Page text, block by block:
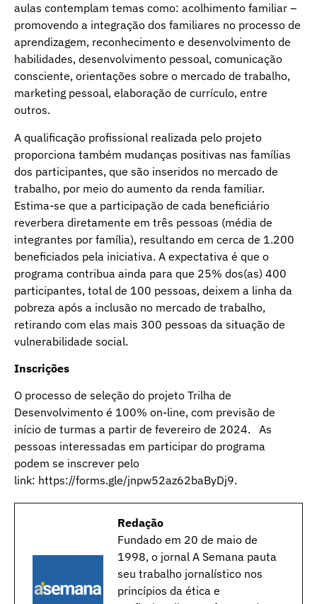
aulas contemplam temas como: acolhimento familiar –
promovendo a integração dos familiares no processo de
aprendizagem, reconhecimento e desenvolvimento de
habilidades, desenvolvimento pessoal, comunicação
consciente, orientações sobre o mercado de trabalho,
marketing pessoal, elaboração de currículo, entre
outros.
A qualificação profissional realizada pelo projeto
proporciona também mudanças positivas nas famílias
dos participantes, que são inseridos no mercado de
trabalho, por meio do aumento da renda familiar.
Estima-se que a participação de cada beneficiário
reverbera diretamente em três pessoas (média de
integrantes por família), resultando em cerca de 1.200
beneficiados pela iniciativa. A expectativa é que o
programa contribua ainda para que 25% dos(as) 400
participantes, total de 100 pessoas, deixem a linha da
pobreza após a inclusão no mercado de trabalho,
retirando com elas mais 300 pessoas da situação de
vulnerabilidade social.
Inscrições
O processo de seleção do projeto Trilha de
Desenvolvimento é 100% on-line, com previsão de
início de turmas a partir de fevereiro de 2024. As
pessoas interessadas em participar do programa
podem se inscrever pelo
link: https://forms.gle/jnpw52az62baByDj9.
Redação
Fundado em 20 de maio de
1998, o jornal A Semana pauta
seu trabalho jornalístico nos
princípios da ética e